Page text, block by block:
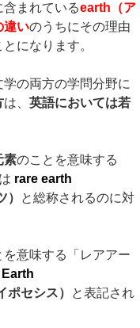
含まれているearth （ア
違いのうちにその理由
になります。
の両方の学問分野に
は、英語においては若
素のことを意味する
rare earth
） と総称されるのに対
を意味する「レアアー
ポセシス） と表記され